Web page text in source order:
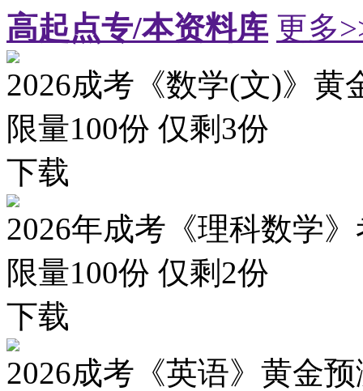
高起点专/本资料库 更多
2026成考《数学(文)》黄
限量100份 仅剩 3份
下载
2026年成考《理科数学
限量100份 仅剩 2份
下载
2026成考《英语》黄金